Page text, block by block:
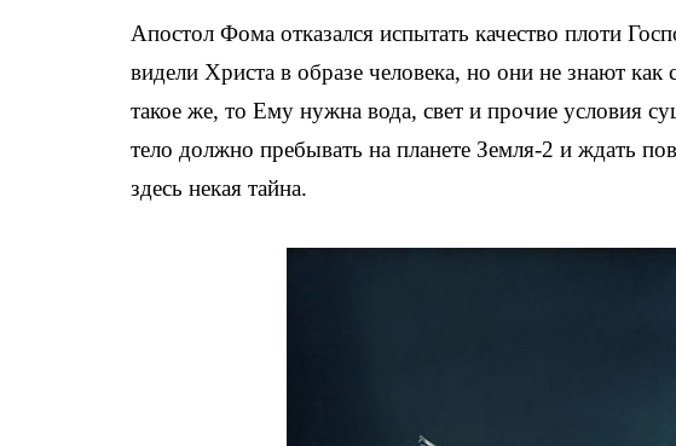
Апостол Фома отказался испытать качество плоти
видели Христа в образе человека, но они не знают как
такое же, то Ему нужна вода, свет и прочие условия
тело должно пребывать на планете Земля-2 и ждать
здесь некая тайна.